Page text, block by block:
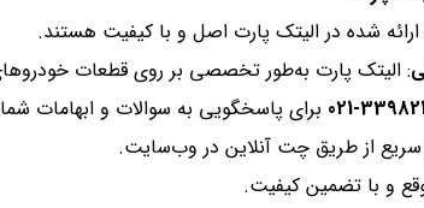
شده در الیتک پارت اصل و با کیفیت هستند.
: الیتک پارت به‌طور تخصصی بر روی قطعات خودروهای
برای پاسخگویی به سوالات و ابهامات
از طریق چت آنلاین در وب‌سایت.
و با تضمین کیفیت.